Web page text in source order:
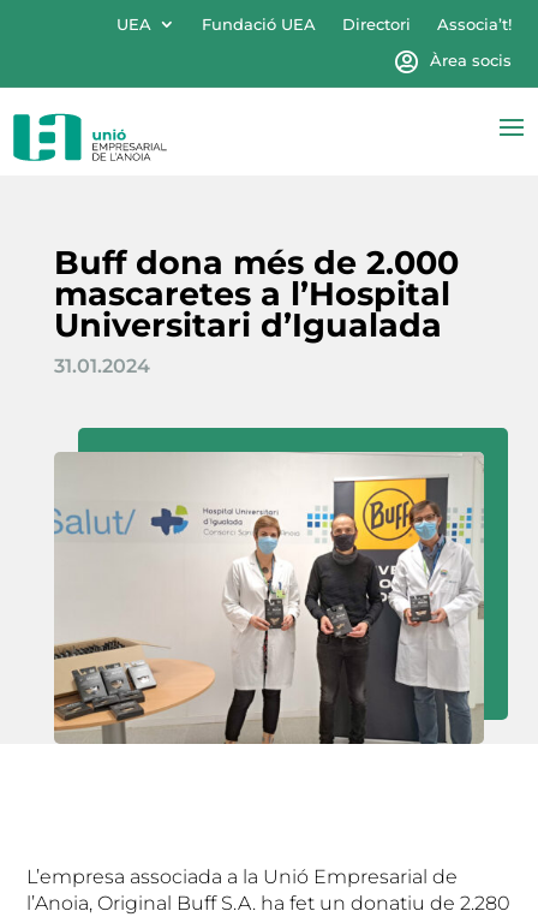
UEA Fundació UEA Directori
Associa’t!
Àrea socis
Buff dona més de 2.000
mascaretes a l’Hospital
Universitari d’Igualada
31.01.2024
L’empresa associada a la Unió Empresarial de
l’Anoia, Original Buff S.A. ha fet un donatiu de 2.280